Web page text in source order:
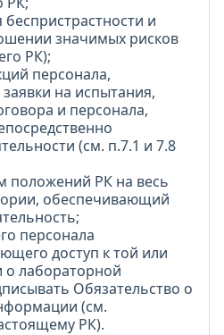
и
значимых рисков
РК);
персонала,
на испытания,
и персонала,
(см. п.7.1 и 7.8
положений РК на весь
обеспечивающий
персонала
доступ к той или
лабораторной
Обязательство о
(см.
РК).